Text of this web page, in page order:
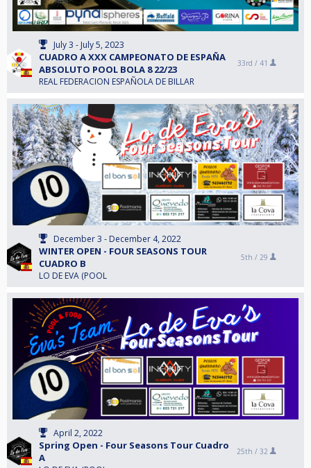
July 3 - July 5, 2023
CUADRO A XXX CAMPEONATO DE ESPAÑA
ABSOLUTO POOL BOLA 8 22/23
REAL FEDERACION ESPAÑOLA DE BILLAR
33rd / 41
December 3 - December 4, 2022
WINTER OPEN - FOUR SEASONS TOUR
CUADRO B
LO DE EVA (POOL
5th / 29
April 2, 2022
Spring Open - Four Seasons Tour Cuadro
A
25th / 32